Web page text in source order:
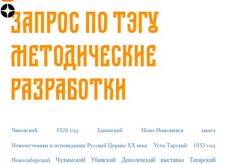
Запрос по тэгу
методические
разработки
Чановский 1926 год Здвинский Ново-Николаевск книга
Новомученики и исповедники Русской Церкви XX века Усть-Тарский 1933 год
Новосибирский Чулымский Убинский Доволенский выставка Татарский